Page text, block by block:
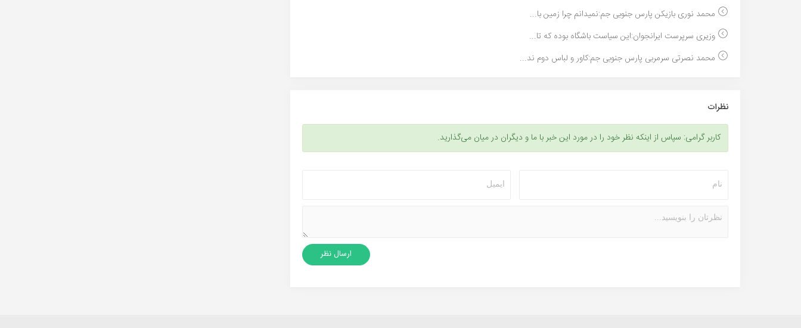
محمد نوری بازیکن پارس جنوبی جم:نمیدانم چرا زمین با...
وزیری سرپرست ایرانجوان:این سیاست باشگاه بوده که تا...
محمد نصرتی سرمربی پارس جنوبی جم:کاور و لباس دوم ند...
نظرات
کاربر گرامی: سپاس از اینکه نظر خود را در مورد این خبر با ما و دیگران در میان می‌گذارید.